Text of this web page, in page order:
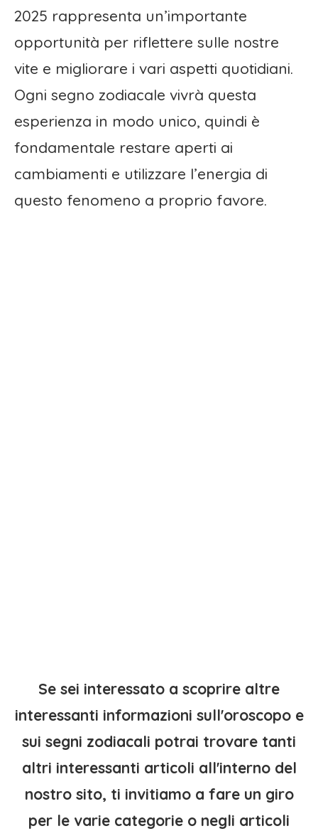
2025 rappresenta un’importante
opportunità per riflettere sulle nostre
vite e migliorare i vari aspetti quotidiani.
Ogni segno zodiacale vivrà questa
esperienza in modo unico, quindi è
fondamentale restare aperti ai
cambiamenti e utilizzare l’energia di
questo fenomeno a proprio favore.
Se sei interessato a scoprire altre
interessanti informazioni sull'oroscopo e
sui segni zodiacali potrai trovare tanti
altri interessanti articoli all'interno del
nostro sito, ti invitiamo a fare un giro
per le varie categorie o negli articoli